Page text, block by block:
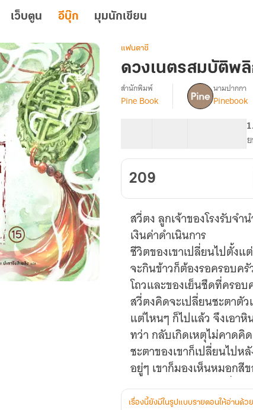
เว็บตูน อีบุ๊ก มุมนักเขียน
แฟนตาซี
ดวงเนตรสมบัติพลิ
เรื่อง
ชะตา
จะ
เป็น
[นิยาย
แปล]
สำนักพิมพ์
Pine Book
นามปากกา
Pinebook
209
สวี่ตง ลูกเจ้าของโรงรับจ
เงินค่าดำเนินการ
ชีวิตของเขาเปลี่ยนไปตั้ง
จะกินข้าวก็ต้องรอครอบค
โถวและของเย็นชืดที่ครอบ
สวี่ตงคิดจะเปลี่ยนชะตาตัว
แต่ไหนๆ ก็ไปแล้ว จึงเอา
ทว่า กลับเกิดเหตุไม่คาด
ชะตาของเขาก็เปลี่ยนไป
อยู่ๆ เขาก็มองเห็นหมอกสี
เพราะเขาลองเอาของที่มี
เรื่องนี้ยังมีในรูปแบบรายตอนให้อ่านด้ว